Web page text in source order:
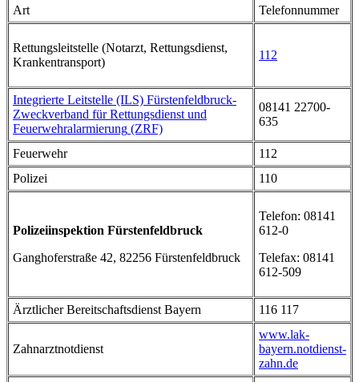
Art Telefonnummer
Rettungsleitstelle (Notarzt, Rettungsdienst,
Krankentransport)
112
Integrierte Leitstelle (ILS) Fürstenfeldbruck-
Zweckverband für Rettungsdienst und
Feuerwehralarmierung (ZRF)
08141 22700-
635
Feuerwehr
112
Polizei
110
Polizeiinspektion Fürstenfeldbruck
Ganghoferstraße 42, 82256 Fürstenfeldbruck
Telefon: 08141
612-0
Telefax: 08141
612-509
Ärztlicher Bereitschaftsdienst Bayern 116 117
Zahnarztnotdienst
www.lak-
bayern.notdienst-
zahn.de